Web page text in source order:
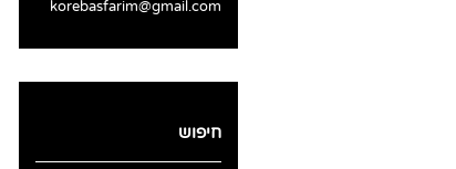
korebasfarim@gmail.com
חיפוש